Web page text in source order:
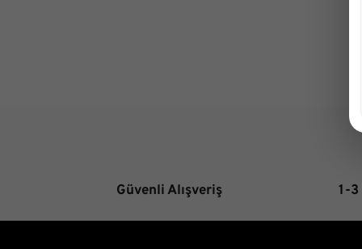
Güvenli Alışveriş 1-3